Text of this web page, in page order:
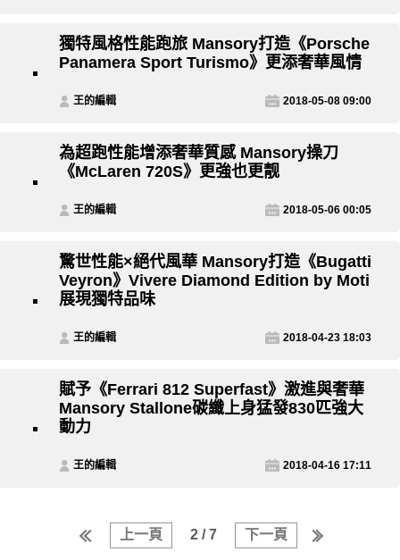
獨特風格性能跑旅 Mansory打造《Porsche
Panamera Sport Turismo》更添奢華風情
王的編輯 2018-05-08 09:00
為超跑性能增添奢華質感 Mansory操刀
《McLaren 720S》更強也更靓
王的編輯 2018-05-06 00:05
驚世性能×絕代風華 Mansory打造《Bugatti
Veyron》Vivere Diamond Edition by Moti
展現獨特品味
王的編輯 2018-04-23 18:03
賦予《Ferrari 812 Superfast》激進與奢華
Mansory Stallone碳纖上身猛發830匹強大
動力
王的編輯 2018-04-16 17:11
上一頁 2 / 7 下一頁